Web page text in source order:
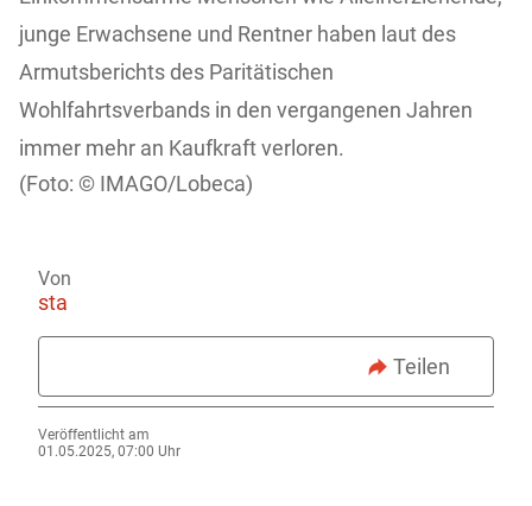
junge Erwachsene und Rentner haben laut des
Armutsberichts des Paritätischen
Wohlfahrtsverbands in den vergangenen Jahren
immer mehr an Kaufkraft verloren.
IMAGO/Lobeca)
Von
sta
Teilen
Veröffentlicht am
01.05.2025, 07:00 Uhr